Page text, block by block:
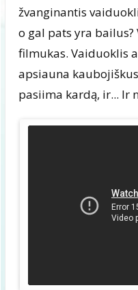
žvanginantis
o gal pats yra bailus?
filmukas. Vaiduoklis
apsiauna
pasiima kardą, ir... Ir